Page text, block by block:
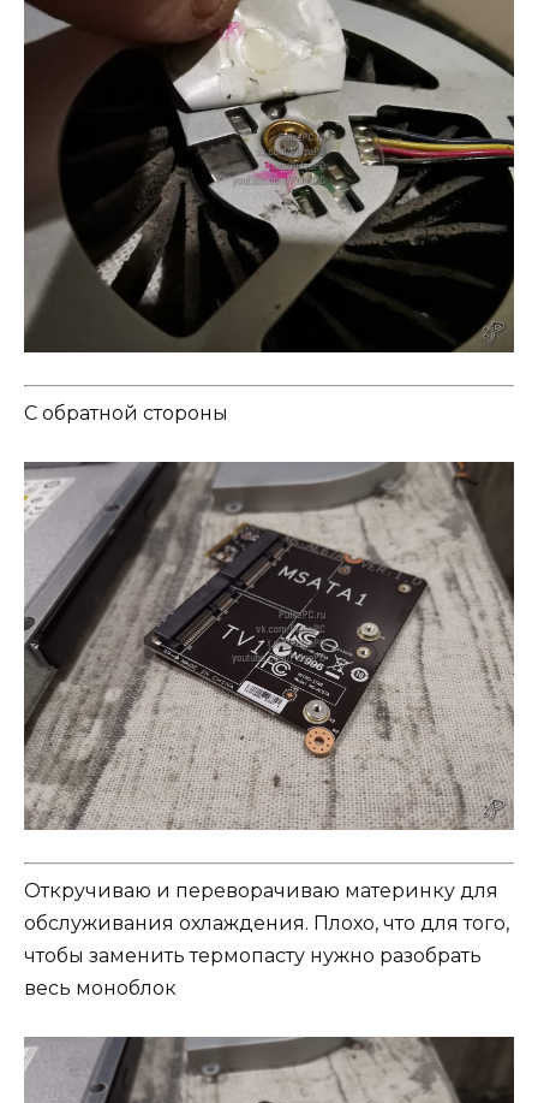
С обратной стороны
Откручиваю и переворачиваю материнку для
обслуживания охлаждения. Плохо, что для того,
чтобы заменить термопасту нужно разобрать
весь моноблок